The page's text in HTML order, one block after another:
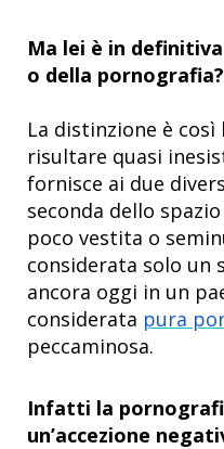
Ma lei è in
o della pornografia?
La distinzione è
risultare quasi
fornisce ai due
seconda dello
poco vestita o
considerata solo un
ancora oggi in un
considerata pura
peccaminosa.
Infatti la
un’accezione